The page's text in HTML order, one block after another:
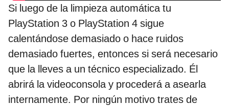
Si luego de la limpieza automática tu
PlayStation 3 o PlayStation 4 sigue
calentándose demasiado o hace ruidos
demasiado fuertes, entonces si será necesario
que la lleves a un técnico especializado. Él
abrirá la videoconsola y procederá a asearla
internamente. Por ningún motivo trates de